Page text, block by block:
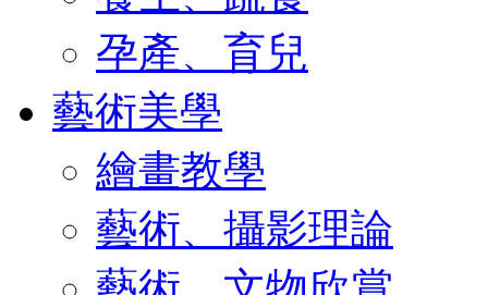
孕產、育兒
藝術美學
繪畫教學
藝術、攝影理論